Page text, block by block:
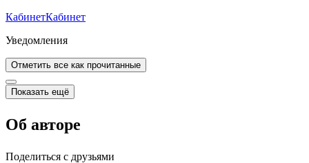
КабинетКабинет
Уведомления
Отметить все как прочитанные
Показать ещё
Об авторе
Поделиться с друзьями